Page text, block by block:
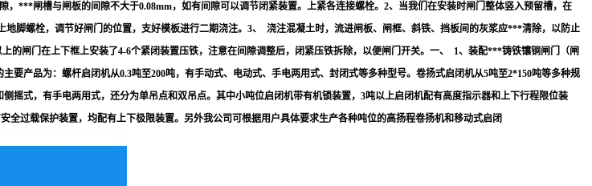
***闸槽与闸板的间隙不大于0.08mm，如有间隙可以调节闭紧装置。上紧各连接螺栓。2、当我们在安装时闸门整体竖入预留槽，在
脚螺栓，调节好闸门的位置，支好模板进行二期浇注。3、 浇注混凝土时，流进闸板、闸框、斜铁、挡板间的灰浆应***清除，以防止
闸门在上下框上安装了4-6个紧闭装置压铁，注意在间隙调整后，闭紧压铁拆除，以便闸门开关。一、 1、装配***铸铁镶铜闸门（闸
产品为：螺杆启闭机从0.3吨至200吨，有手动式、电动式、手电两用式、封闭式等多种型号。卷扬式启闭机从5吨至2*150吨等多种规
摇式，有手电两用式，还分为单吊点和双吊点。其中小吨位启闭机带有机锁装置，3吨以上启闭机配有高度指示器和上下行程限位装
载保护装置，均配有上下极限装置。另外我公司可根据用户具体要求生产各种吨位的高扬程卷扬机和移动式启闭